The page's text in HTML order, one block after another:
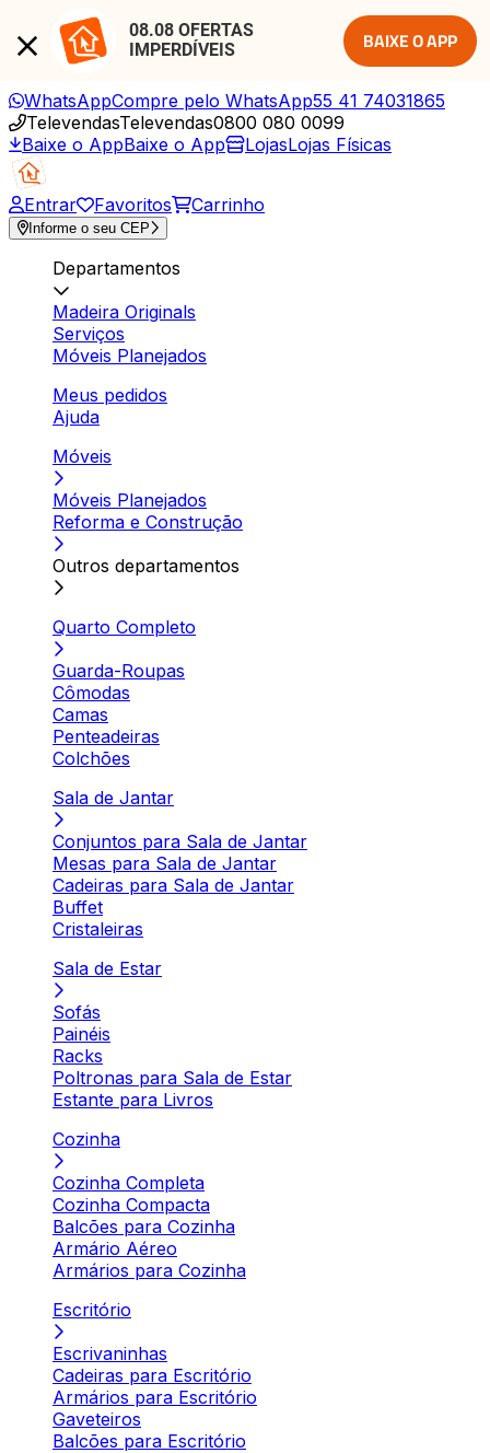
08.08 OFERTAS
IMPERDÍVEIS
BAIXE O APP
WhatsAppCompre pelo WhatsApp55 41 74031865
TelevendasTelevendas0800 080 0099
Baixe o AppBaixe o App LojasLojas Físicas
Entrar Favoritos Carrinho
Informe o seu CEP
Departamentos
Madeira Originals
Serviços
Móveis Planejados
Meus pedidos
Ajuda
Móveis
Móveis Planejados
Reforma e Construção
Outros departamentos
Quarto Completo
Guarda-Roupas
Cômodas
Camas
Penteadeiras
Colchões
Sala de Jantar
Conjuntos para Sala de Jantar
Mesas para Sala de Jantar
Cadeiras para Sala de Jantar
Buffet
Cristaleiras
Sala de Estar
Sofás
Painéis
Racks
Poltronas para Sala de Estar
Estante para Livros
Cozinha
Cozinha Completa
Cozinha Compacta
Balcões para Cozinha
Armário Aéreo
Armários para Cozinha
Escritório
Escrivaninhas
Cadeiras para Escritório
Armários para Escritório
Gaveteiros
Balcões para Escritório